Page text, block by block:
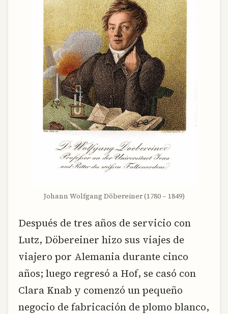
Johann Wolfgang Döbereiner (1780 – 1849)
Después de tres años de servicio con
Lutz, Döbereiner hizo sus viajes de
viajero por Alemania durante cinco
años; luego regresó a Hof, se casó con
Clara Knab y comenzó un pequeño
negocio de fabricación de plomo blanco,